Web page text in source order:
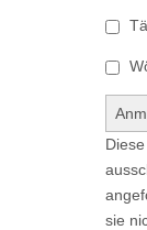
sie